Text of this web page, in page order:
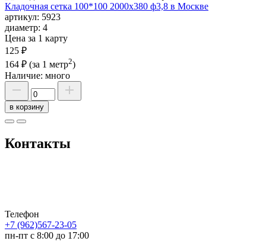
Кладочная сетка 100*100 2000х380 ф3,8 в Москве
артикул: 5923
диаметр: 4
Цена за 1 карту
125 ₽
164 ₽ (за 1 метр2)
Наличие: много
в корзину
Контакты
Телефон
+7 (962)567-23-05
пн-пт с 8:00 до 17:00